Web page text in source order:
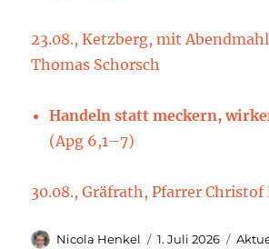
23.08., Ketzberg, mit
Thomas Schorsch
Handeln statt meckern,
(Apg 6,1–7)
30.08., Gräfrath, Pfarrer Christof
Autor
Nicola Henkel
Veröffentlicht
1. Juli 2026